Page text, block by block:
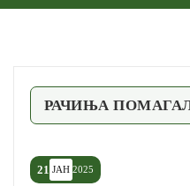
РАЧИЊА
21 ЈАН 2025